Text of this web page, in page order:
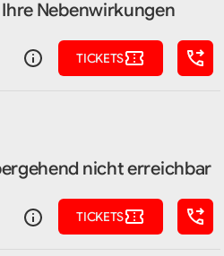
Nebenwirkungen
TICKETS
nicht erreichbar
TICKETS